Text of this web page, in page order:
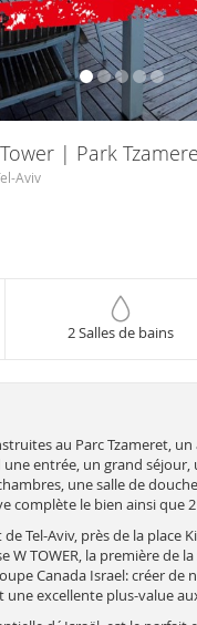
| Park
Aviv
2 Salles de bains
au Parc Tzameret,
entrée, un grand
une salle de
complète le bien ainsi que
Tel-Aviv, près de la place
W TOWER, la première de
Canada Israel: créer
excellente plus-value